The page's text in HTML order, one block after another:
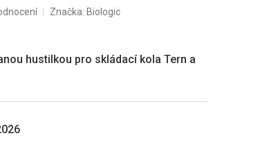
hustilkou pro skládací kola Tern a
Značka: Biologic